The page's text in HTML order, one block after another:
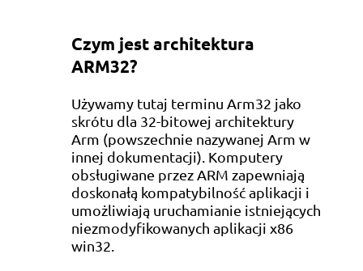
Czym jest architektura
ARM32?
Używamy tutaj terminu Arm32 jako
skrótu dla 32-bitowej architektury
Arm (powszechnie nazywanej Arm w
innej dokumentacji). Komputery
obsługiwane przez ARM zapewniają
doskonałą kompatybilność aplikacji i
umożliwiają uruchamianie istniejących
niezmodyfikowanych aplikacji x86
win32.